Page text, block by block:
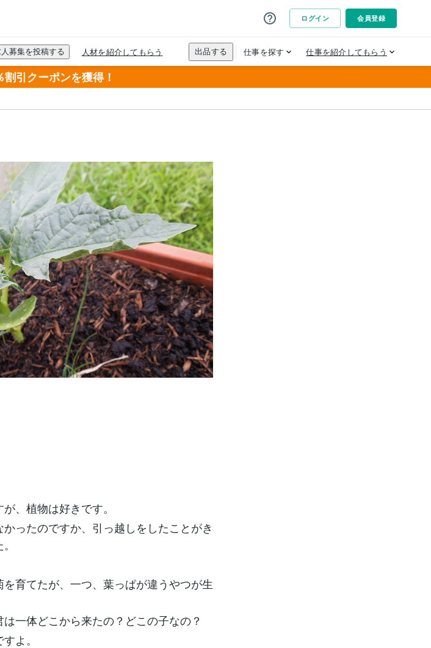
引クーポンを獲得！
、植物は好きです。
ったのですか、引っ越しをしたことがき
育てたが、一つ、葉っぱが違うやつが生
一体どこから来たの？どこの子なの？
よ。